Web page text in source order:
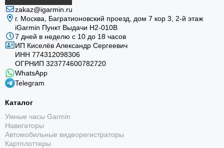
перед заказом сверьте модель прибора и артикул
аксессуара.
Конструкция удерживает устройство на руль, вынос
или подходящая труба и сохраняет доступ к экрану
zakaz@igarmin.ru
г. Москва, Багратионовский проезд, дом 7 кор 3, 2-й этаж
iGarmin Пункт Выдачи Н2-010В
7 дней в неделю с 10 до 18 часов
ИП Киселёв Александр Сергеевич
ИНН 774312098306
ОГРНИП 323774600782720
WhatsApp
Telegram
Каталог
Умные часы Garmin
Навигаторы
Автомобильные видеорегистраторы
Картплоттеры